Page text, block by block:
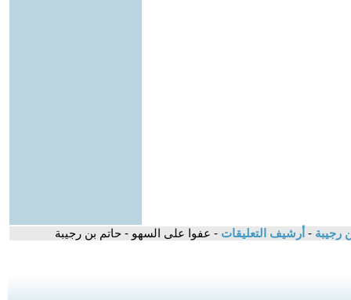
رجيبة - أرشيف التعليقات - عفوا على السهو - حاتم بن رجيبة